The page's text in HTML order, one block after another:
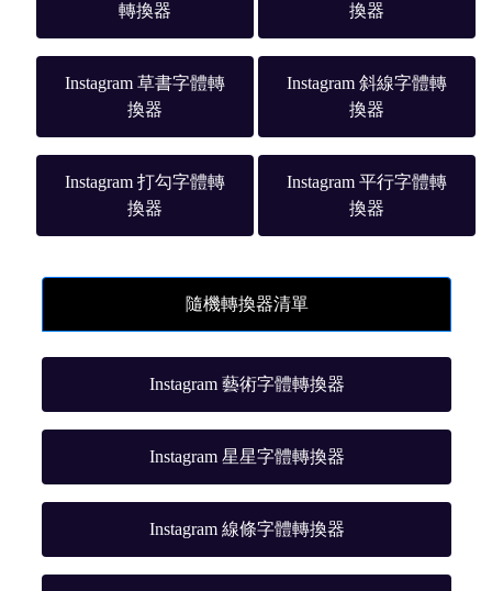
轉換器
換器
Instagram 草書字體轉
換器
Instagram 斜線字體轉
換器
Instagram 打勾字體轉
換器
Instagram 平行字體轉
換器
隨機轉換器清單
Instagram 藝術字體轉換器
Instagram 星星字體轉換器
Instagram 線條字體轉換器